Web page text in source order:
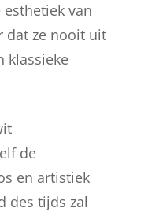
van
dat ze nooit uit
klassieke
de
en artistiek
des tijds zal